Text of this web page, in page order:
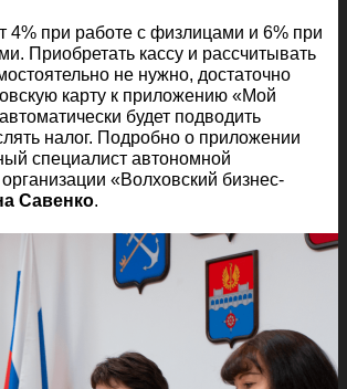
4% при работе с физлицами и 6% при
Приобретать кассу и рассчитывать
не нужно, достаточно
карту к приложению «Мой
будет подводить
налог. Подробно о приложении
специалист автономной
«Волховский бизнес-
Савенко.